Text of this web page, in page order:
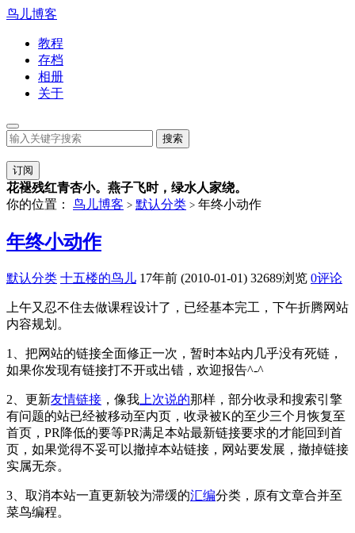
鸟儿博客
教程
存档
相册
关于
订阅
花褪残红青杏小。燕子飞时，绿水人家绕。
你的位置： 鸟儿博客 > 默认分类 > 年终小动作
年终小动作
默认分类 十五楼的鸟儿 17年前 (2010-01-01) 32689浏览 0评论
上午又忍不住去做课程设计了，已经基本完工，下午折腾网站
内容规划。
1、把网站的链接全面修正一次，暂时本站内几乎没有死链，
如果你发现有链接打不开或出错，欢迎报告^-^
2、更新友情链接 ，像我 上次说的那样，部分收录和搜索引擎
有问题的站已经被移动至内页，收录被K的至少三个月恢复至
首页，PR降低的要等PR满足本站最新链接要求的才能回到首
页，如果觉得不妥可以撤掉本站链接，网站要发展，撤掉链接
实属无奈。
3、取消本站一直更新较为滞缓的汇编分类，原有文章合并至
菜鸟编程。